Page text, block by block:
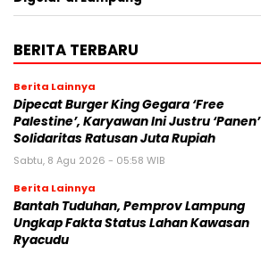
BERITA TERBARU
Berita Lainnya
Dipecat Burger King Gegara ‘Free
Palestine’, Karyawan Ini Justru ‘Panen’
Solidaritas Ratusan Juta Rupiah
Sabtu, 8 Agu 2026 - 05:58 WIB
Berita Lainnya
Bantah Tuduhan, Pemprov Lampung
Ungkap Fakta Status Lahan Kawasan
Ryacudu